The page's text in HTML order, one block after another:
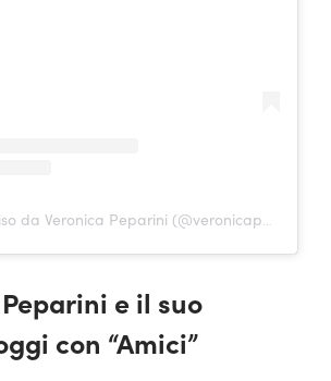
e il suo
con “Amici”